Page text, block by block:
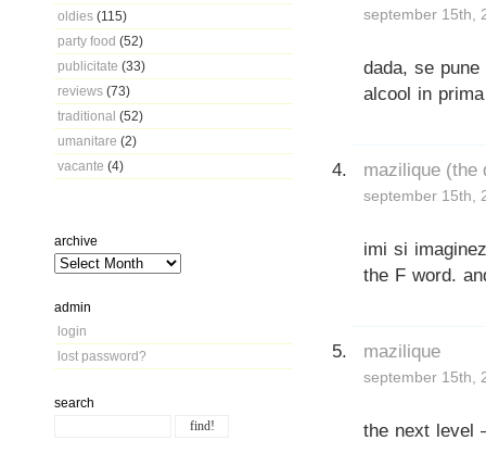
oldies (115)
party food (52)
publicitate (33)
reviews (73)
traditional (52)
umanitare (2)
vacante (4)
archive
admin
login
lost password?
search
september 15th,
dada, se
alcool in
mazilique (the
september 15th,
imi si
the F word.
mazilique
september 15th,
the next level